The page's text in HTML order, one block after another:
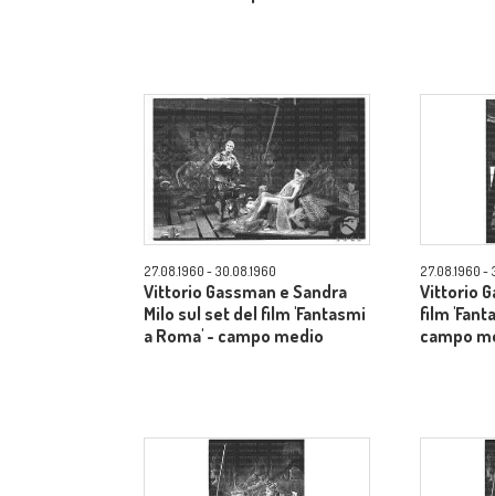
27.08.1960 - 30.08.1960
Vittorio Gassman e Sandra
Milo sul set del film 'Fantasmi
a Roma' - campo medio
27.08.1960 -
Vittorio
film
campo